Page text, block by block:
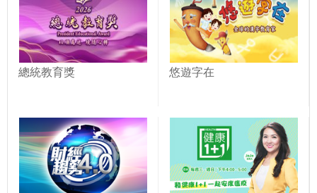
總統教育獎 悠遊字在